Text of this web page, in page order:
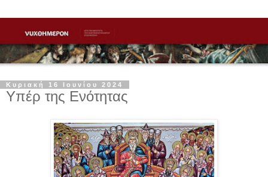
Κυριακή 16 Ιουνίου 2024
Υπέρ της Ενότητας